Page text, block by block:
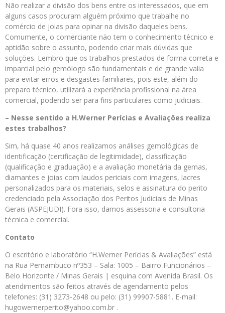
Não realizar a divisão dos bens entre os interessados, que em
alguns casos procuram alguém próximo que trabalhe no
comércio de joias para opinar na divisão daqueles bens.
Comumente, o comerciante não tem o conhecimento técnico e
aptidão sobre o assunto, podendo criar mais dúvidas que
soluções. Lembro que os trabalhos prestados de forma correta e
imparcial pelo gemólogo são fundamentais e de grande valia
para evitar erros e desgastes familiares, pois este, além do
preparo técnico, utilizará a experiência profissional na área
comercial, podendo ser para fins particulares como judiciais.
– Nesse sentido a H.Werner Perícias e Avaliações realiza
estes trabalhos?
Sim, há quase 40 anos realizamos análises gemológicas de
identificação (certificação de legitimidade), classificação
(qualificação e graduação) e a avaliação monetária da gemas,
diamantes e joias com laudos periciais com imagens, lacres
personalizados para os materiais, selos e assinatura do perito
credenciado pela Associação dos Peritos Judiciais de Minas
Gerais (ASPEJUDI). Fora isso, damos assessoria e consultoria
técnica e comercial.
Contato
O escritório e laboratório “H.Werner Perícias & Avaliações” está
na Rua Pernambuco nº353 – Sala: 1005 – Bairro Funcionários –
Belo Horizonte / Minas Gerais | esquina com Avenida Brasil. Os
atendimentos são feitos através de agendamento pelos
telefones: (31) 3273-2648 ou pelo: (31) 99907-5881. E-mail:
hugowernerperito@yahoo.com.br .